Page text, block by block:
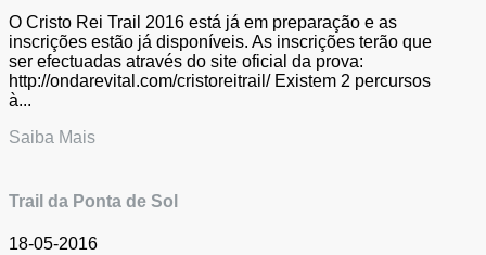
O Cristo Rei Trail 2016 está já em preparação e as
inscrições estão já disponíveis. As inscrições terão que
ser efectuadas através do site oficial da prova:
http://ondarevital.com/cristoreitrail/ Existem 2 percursos
à...
Saiba Mais
Trail da Ponta de Sol
18-05-2016